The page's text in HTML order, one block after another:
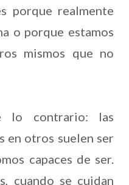
porque realmente
o porque estamos
mismos que no
lo contrario: las
en otros suelen ser
capaces de ser.
cuando se cuidan